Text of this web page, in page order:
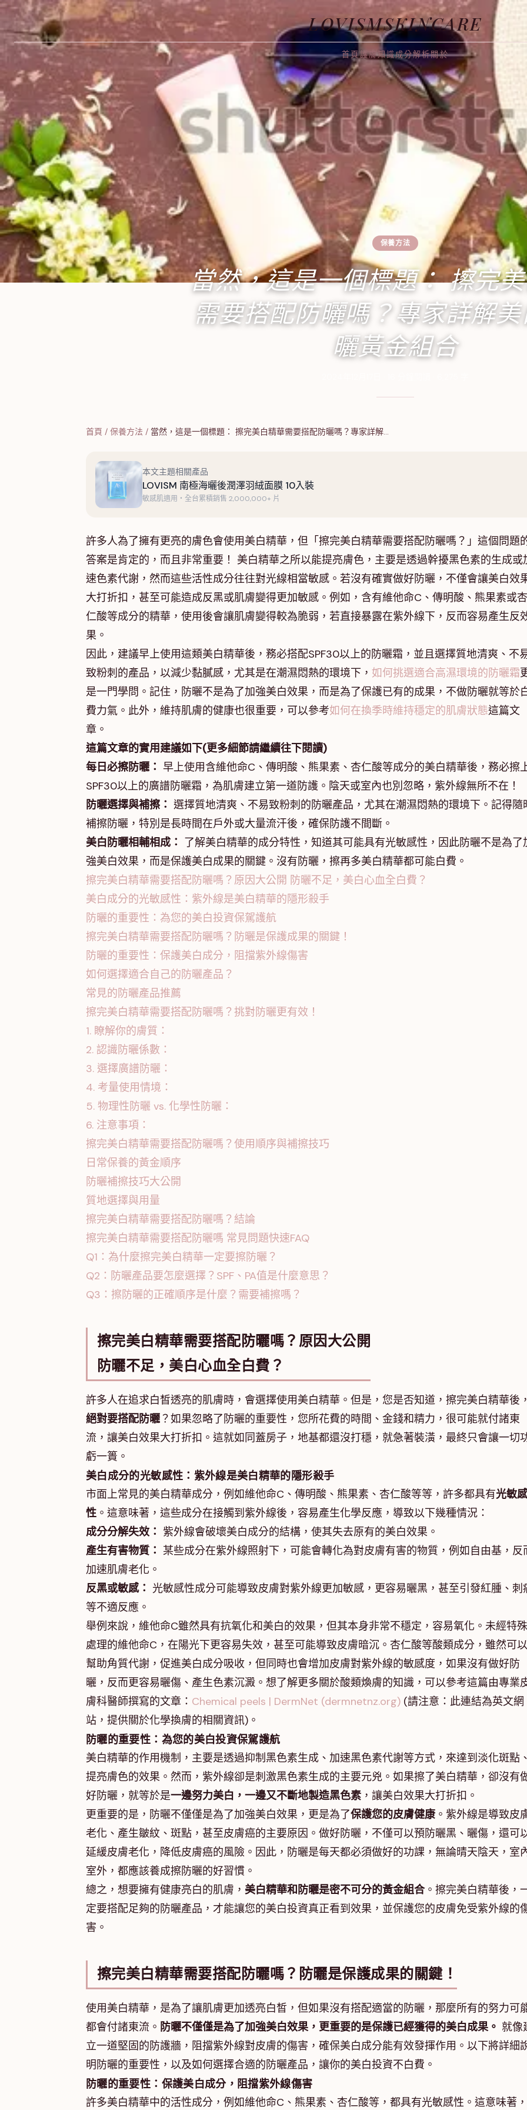
LOVISMSKINCARE
首頁護膚知識成分解析關於
保養方法
當然，這是一個標題： 擦完
需要搭配防曬嗎？專家詳解
曬黃金組合
首頁 / 保養方法 / 當然，這是一個標題： 擦完美白精華需要搭配防曬嗎？專家詳解…
本文主題相關產品
LOVISM 南極海曬後潤澤羽絨面膜 10入裝
敏感肌適用・全台累積銷售 2,000,000+ 片
許多人為了擁有更亮的膚色會使用美白精華，但「擦完美白精華需要搭配防曬嗎？」這個問題
答案是肯定的，而且非常重要！ 美白精華之所以能提亮膚色，主要是透過幹擾黑色素的生成或
速色素代謝，然而這些活性成分往往對光線相當敏感。若沒有確實做好防曬，不僅會讓美白效
大打折扣，甚至可能造成反黑或肌膚變得更加敏感。例如，含有維他命C、傳明酸、熊果素或杏
仁酸等成分的精華，使用後會讓肌膚變得較為脆弱，若直接暴露在紫外線下，反而容易產生反
果。
因此，建議早上使用這類美白精華後，務必搭配SPF30以上的防曬霜，並且選擇質地清爽、不
致粉刺的產品，以減少黏膩感，尤其是在潮濕悶熱的環境下， 如何挑選適合高濕環境的防曬霜
是一門學問。記住，防曬不是為了加強美白效果，而是為了保護已有的成果，不做防曬就等於
費力氣。此外，維持肌膚的健康也很重要，可以參考如何在換季時維持穩定的肌膚狀態這篇文
章。
這篇文章的實用建議如下(更多細節請繼續往下閱讀)
每日必擦防曬： 早上使用含維他命C、傳明酸、熊果素、杏仁酸等成分的美白精華後，務必擦
SPF30以上的廣譜防曬霜，為肌膚建立第一道防護。陰天或室內也別忽略，紫外線無所不在！
防曬選擇與補擦： 選擇質地清爽、不易致粉刺的防曬產品，尤其在潮濕悶熱的環境下。記得隨
補擦防曬，特別是長時間在戶外或大量流汗後，確保防護不間斷。
美白防曬相輔相成： 了解美白精華的成分特性，知道其可能具有光敏感性，因此防曬不是為了
強美白效果，而是保護美白成果的關鍵。沒有防曬，擦再多美白精華都可能白費。
擦完美白精華需要搭配防曬嗎？原因大公開 防曬不足，美白心血全白費？
美白成分的光敏感性：紫外線是美白精華的隱形殺手
防曬的重要性：為您的美白投資保駕護航
擦完美白精華需要搭配防曬嗎？防曬是保護成果的關鍵！
防曬的重要性：保護美白成分，阻擋紫外線傷害
如何選擇適合自己的防曬產品？
常見的防曬產品推薦
擦完美白精華需要搭配防曬嗎？挑對防曬更有效！
1. 瞭解你的膚質：
2. 認識防曬係數：
3. 選擇廣譜防曬：
4. 考量使用情境：
5. 物理性防曬 vs. 化學性防曬：
6. 注意事項：
擦完美白精華需要搭配防曬嗎？使用順序與補擦技巧
日常保養的黃金順序
防曬補擦技巧大公開
質地選擇與用量
擦完美白精華需要搭配防曬嗎？結論
擦完美白精華需要搭配防曬嗎 常見問題快速FAQ
Q1：為什麼擦完美白精華一定要擦防曬？
Q2：防曬產品要怎麼選擇？SPF、PA值是什麼意思？
Q3：擦防曬的正確順序是什麼？需要補擦嗎？
擦完美白精華需要搭配防曬嗎？原因大公開
防曬不足，美白心血全白費？
許多人在追求白皙透亮的肌膚時，會選擇使用美白精華。但是，您是否知道，擦完美白精華後，
絕對要搭配防曬？如果忽略了防曬的重要性，您所花費的時間、金錢和精力，很可能就付諸東
流，讓美白效果大打折扣。這就如同蓋房子，地基都還沒打穩，就急著裝潢，最終只會讓一切
虧一簣。
美白成分的光敏感性：紫外線是美白精華的隱形殺手
市面上常見的美白精華成分，例如維他命C、傳明酸、熊果素、杏仁酸等等，許多都具有光敏感
性 。這意味著，這些成分在接觸到紫外線後，容易產生化學反應，導致以下幾種情況：
成分分解失效： 紫外線會破壞美白成分的結構，使其失去原有的美白效果。
產生有害物質： 某些成分在紫外線照射下，可能會轉化為對皮膚有害的物質，例如自由基，反
加速肌膚老化。
反黑或敏感： 光敏感性成分可能導致皮膚對紫外線更加敏感，更容易曬黑，甚至引發紅腫、刺
等不適反應。
舉例來說，維他命C雖然具有抗氧化和美白的效果，但其本身非常不穩定，容易氧化。未經特殊
處理的維他命C，在陽光下更容易失效，甚至可能導致皮膚暗沉。杏仁酸等酸類成分，雖然可以
幫助角質代謝，促進美白成分吸收，但同時也會增加皮膚對紫外線的敏感度，如果沒有做好防
曬，反而更容易曬傷、產生色素沉澱。想了解更多關於酸類煥膚的知識，可以參考這篇由專業
膚科醫師撰寫的文章： Chemical peels | DermNet (dermnetnz.org) (請注意：此連結為英文網
站，提供關於化學換膚的相關資訊)。
防曬的重要性：為您的美白投資保駕護航
美白精華的作用機制，主要是透過抑制黑色素生成、加速黑色素代謝等方式，來達到淡化斑點、
提亮膚色的效果。然而，紫外線卻是刺激黑色素生成的主要元兇。如果擦了美白精華，卻沒有
好防曬，就等於是一邊努力美白，一邊又不斷地製造黑色素 ，讓美白效果大打折扣。
更重要的是，防曬不僅僅是為了加強美白效果，更是為了保護您的皮膚健康 。紫外線是導致皮
老化、產生皺紋、斑點，甚至皮膚癌的主要原因。做好防曬，不僅可以預防曬黑、曬傷，還可
延緩皮膚老化，降低皮膚癌的風險。因此，防曬是每天都必須做好的功課，無論晴天陰天，室
室外，都應該養成擦防曬的好習慣。
總之，想要擁有健康亮白的肌膚， 美白精華和防曬是密不可分的黃金組合。擦完美白精華後，
定要搭配足夠的防曬產品，才能讓您的美白投資真正看到效果，並保護您的皮膚免受紫外線的
害。
擦完美白精華需要搭配防曬嗎？防曬是保護成果的關鍵！
使用美白精華，是為了讓肌膚更加透亮白皙，但如果沒有搭配適當的防曬，那麼所有的努力可
都會付諸東流。 防曬不僅僅是為了加強美白效果，更重要的是保護已經獲得的美白成果。 就像
立一道堅固的防護牆，阻擋紫外線對皮膚的傷害，確保美白成分能有效發揮作用。以下將詳細
明防曬的重要性，以及如何選擇合適的防曬產品，讓你的美白投資不白費。
防曬的重要性：保護美白成分，阻擋紫外線傷害
許多美白精華中的活性成分，例如維他命C、熊果素、杏仁酸等，都具有光敏感性。這意味著，